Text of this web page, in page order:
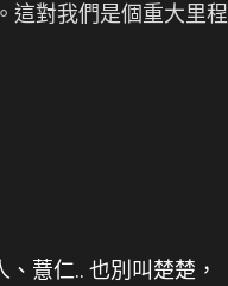
這對我們是個重大里程
薏仁.. 也別叫楚楚，